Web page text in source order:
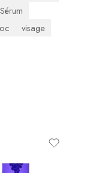
Sérum
visage